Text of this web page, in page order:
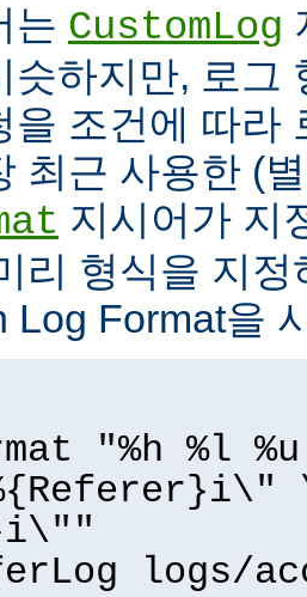
는 CustomLog
슷하지만, 로그
을 조건에 따라
최근 사용한 (
지시어가 지
리 형식을 지
Log Format을
"%h %l
logs/